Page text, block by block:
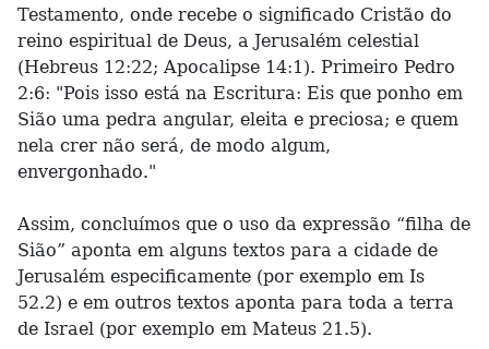
Testamento, onde recebe o significado Cristão do
reino espiritual de Deus, a Jerusalém celestial
(Hebreus 12:22; Apocalipse 14:1). Primeiro Pedro
2:6: "Pois isso está na Escritura: Eis que ponho em
Sião uma pedra angular, eleita e preciosa; e quem
nela crer não será, de modo algum,
envergonhado."
Assim, concluímos que o uso da expressão “filha de
Sião” aponta em alguns textos para a cidade de
Jerusalém especificamente (por exemplo em Is
52.2) e em outros textos aponta para toda a terra
de Israel (por exemplo em Mateus 21.5).